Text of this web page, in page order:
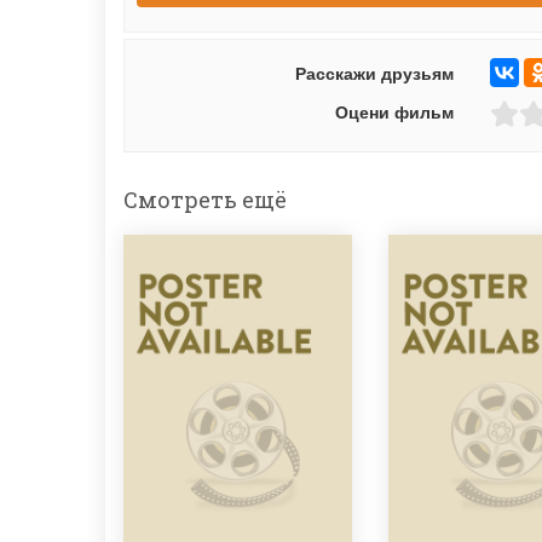
Расскажи друзьям
Оцени фильм
Смотреть ещё